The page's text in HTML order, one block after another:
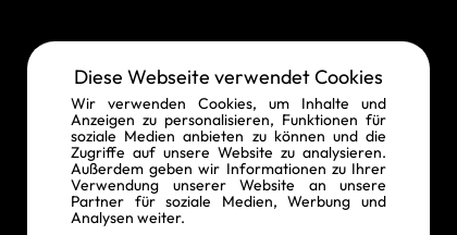
Diese Webseite verwendet Cookies
Wir verwenden Cookies, um Inhalte und
Anzeigen zu personalisieren, Funktionen für
soziale Medien anbieten zu können und die
Zugriffe auf unsere Website zu analysieren.
Außerdem geben wir Informationen zu Ihrer
Verwendung unserer Website an unsere
Partner für soziale Medien, Werbung und
Analysen weiter.
Vertrag widerrufen
Datenschutz
AGB
Impressum